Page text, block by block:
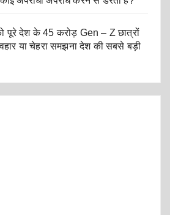
पूरे देश के 45 करोड़ Gen – Z छात्रों
या चेहरा समझना देश की सबसे बड़ी